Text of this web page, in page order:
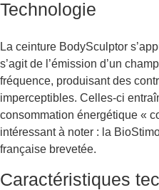
Technologie
La ceinture BodySculptor
s’agit de l’émission d’un
fréquence, produisant des
imperceptibles. Celles-ci
consommation énergétique «
intéressant à noter : la
française brevetée.
Caractéristiques